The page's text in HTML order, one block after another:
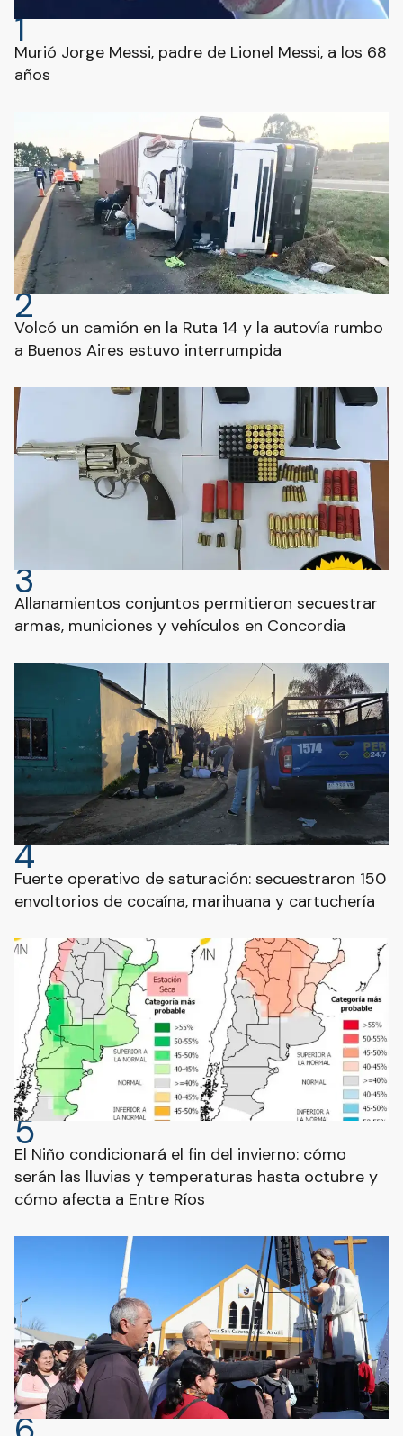
1
Murió Jorge Messi, padre de Lionel Messi, a los 68
años
2
Volcó un camión en la Ruta 14 y la autovía rumbo
a Buenos Aires estuvo interrumpida
3
Allanamientos conjuntos permitieron secuestrar
armas, municiones y vehículos en Concordia
4
Fuerte operativo de saturación: secuestraron 150
envoltorios de cocaína, marihuana y cartuchería
5
El Niño condicionará el fin del invierno: cómo
serán las lluvias y temperaturas hasta octubre y
cómo afecta a Entre Ríos